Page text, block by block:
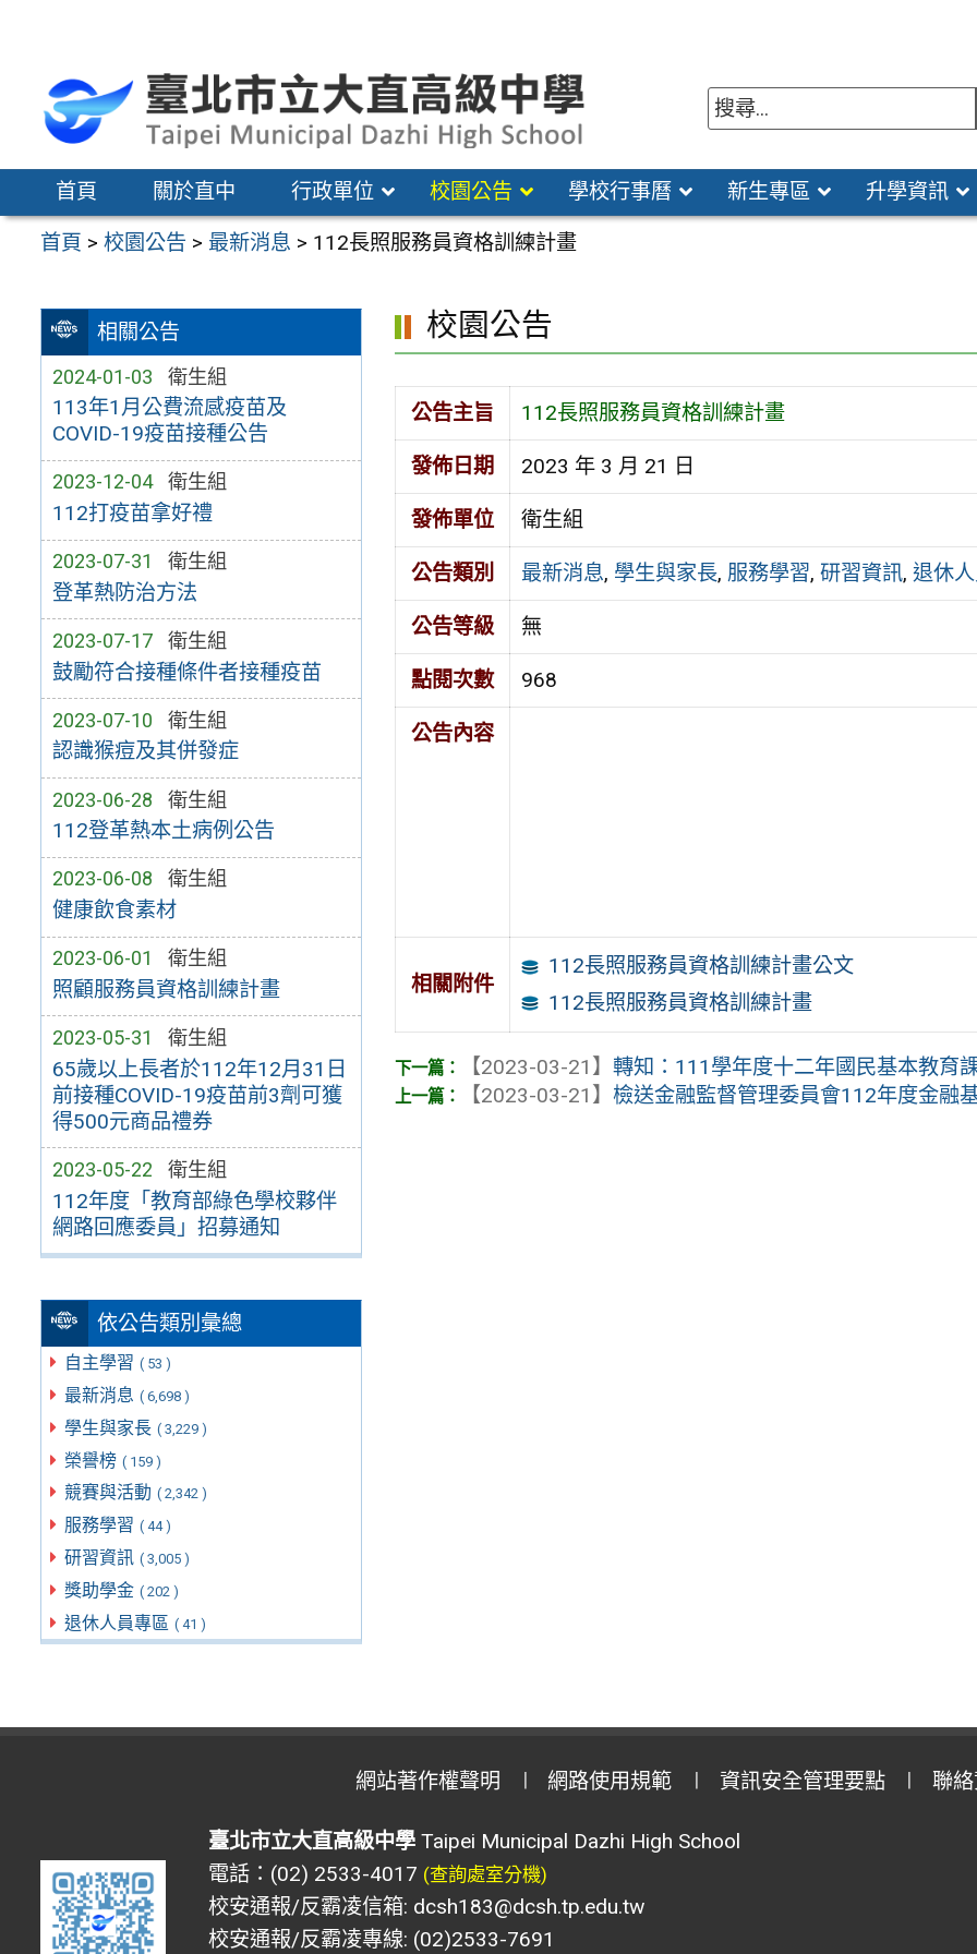
區
首頁 關於直中 行政單位 校園公告 學校行事曆 新生專區 升學資訊
首頁 >校園公告 > 最新消息 > 112長照服務員資格訓練計畫
相關公告
2024-01-03 衛生組
113年1月公費流感疫苗及
COVID-19疫苗接種公告
2023-12-04 衛生組
112打疫苗拿好禮
2023-07-31 衛生組
登革熱防治方法
2023-07-17 衛生組
鼓勵符合接種條件者接種疫苗
2023-07-10 衛生組
認識猴痘及其併發症
2023-06-28 衛生組
112登革熱本土病例公告
2023-06-08 衛生組
健康飲食素材
2023-06-01 衛生組
照顧服務員資格訓練計畫
2023-05-31 衛生組
65歲以上長者於112年12月31日
前接種COVID-19疫苗前3劑可獲
得500元商品禮券
2023-05-22 衛生組
112年度「教育部綠色學校夥伴
網路回應委員」招募通知
依公告類別彙總
自主學習 ( 53 )
最新消息 ( 6,698 )
學生與家長 ( 3,229 )
榮譽榜 ( 159 )
競賽與活動 ( 2,342 )
服務學習 ( 44 )
研習資訊 ( 3,005 )
獎助學金 ( 202 )
退休人員專區 ( 41 )
校園公告
公告主旨 112長照服務員資格訓練計畫
發佈日期 2023 年 3 月 21 日
發佈單位 衛生組
公告類別 最新消息, 學生與家長, 服務學習, 研習資訊, 退休
公告等級 無
點閱次數 968
公告內容
相關附件
112長照服務員資格訓練計畫公文
112長照服務員資格訓練計畫
【2023-03-21】轉知：111學年度十二年國民基本教育
【2023-03-21】檢送金融監督管理委員會112年度金融
網站著作權聲明 網路使用規範 資訊安全管理要點 聯
臺北市立大直高級中學Taipei Municipal Dazhi High School
電話：(02) 2533-4017 (查詢處室分機)
校安通報/反霸凌信箱: dcsh183@dcsh.tp.edu.tw
校安通報/反霸凌專線: (02)2533-7691